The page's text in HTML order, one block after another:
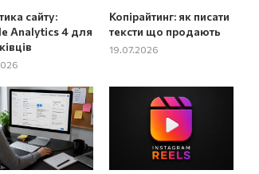
сайту:
Analytics 4 для
Копірайтинг: як писати
тексти що продають
19.07.2026